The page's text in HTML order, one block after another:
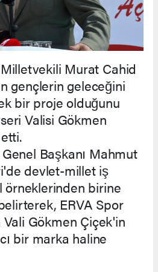
Murat Cahid
gençlerin geleceğini
bir proje olduğunu
Valisi Gökmen
Başkanı Mahmut
devlet-millet iş
örneklerinden birine
ERVA Spor
Vali Gökmen Çiçek'in
bir marka haline